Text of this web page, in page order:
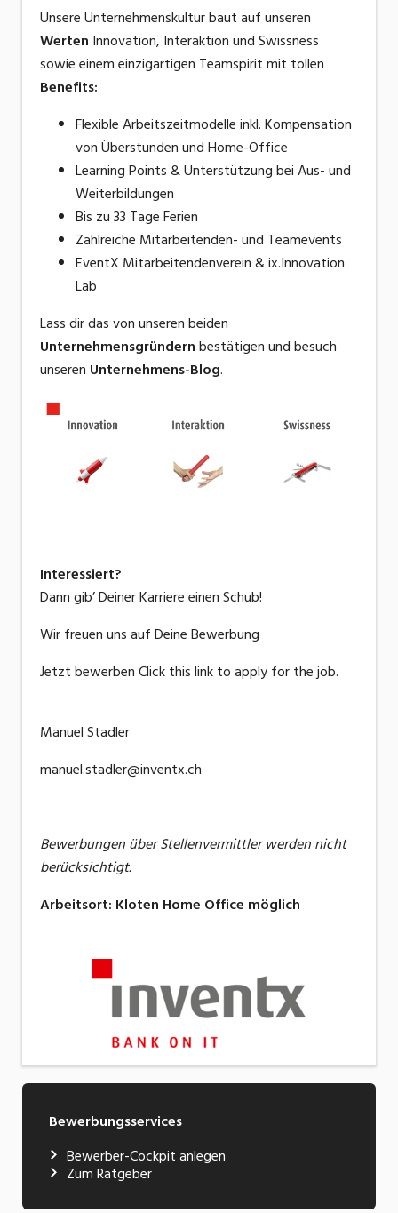
Unsere Unternehmenskultur baut auf unseren
Werten Innovation, Interaktion und Swissness
sowieeinem einzigartigen Teamspiritmit tollen
Benefits:
Flexible Arbeitszeitmodelle inkl. Kompensation
von Überstunden und Home-Office
Learning Points & Unterstützung bei Aus- und
Weiterbildungen
Bis zu 33 Tage Ferien
Zahlreiche Mitarbeitenden- und Teamevents
EventX Mitarbeitendenverein & ix.Innovation
Lab
Lass dir das von unseren beiden
Unternehmensgründernbestätigen und besuch
unseren Unternehmens-Blog.
Interessiert?
Dann gib’ Deiner Karriere einen Schub!
Wir freuen uns auf Deine Bewerbung
Jetzt bewerbenClick this link to apply for the job.
Manuel Stadler
manuel.stadler@inventx.ch
Bewerbungen über Stellenvermittler werden nicht
berücksichtigt.
Arbeitsort: Kloten Home Office möglich
Bewerbungsservices
Bewerber-Cockpit anlegen
Zum Ratgeber